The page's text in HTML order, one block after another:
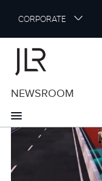
i
m
n
n
CORPORATE
NEWSROOM
Bild